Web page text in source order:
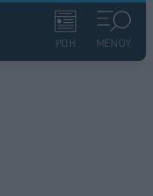
ΡΟΗ ΜΕΝΟΥ